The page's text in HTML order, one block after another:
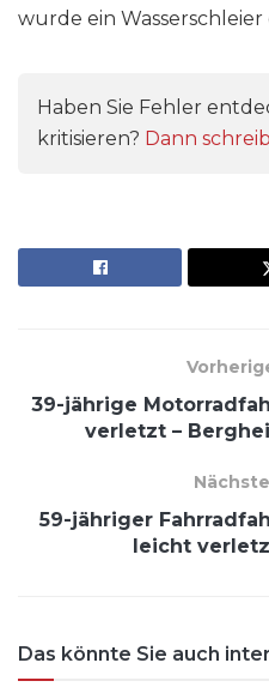
wurde ein Wasserschleier
Haben Sie Fehler
kritisieren? Dann
39-jährige
verletzt –
59-jähriger
leicht
Das könnte Sie auch